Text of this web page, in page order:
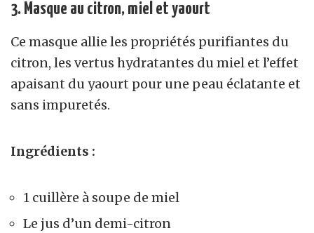
3. Masque au citron, miel et yaourt
Ce masque allie les propriétés purifiantes du
citron, les vertus hydratantes du miel et l’effet
apaisant du yaourt pour une peau éclatante et
sans impuretés.
Ingrédients :
1 cuillère à soupe de miel
Le jus d’un demi-citron